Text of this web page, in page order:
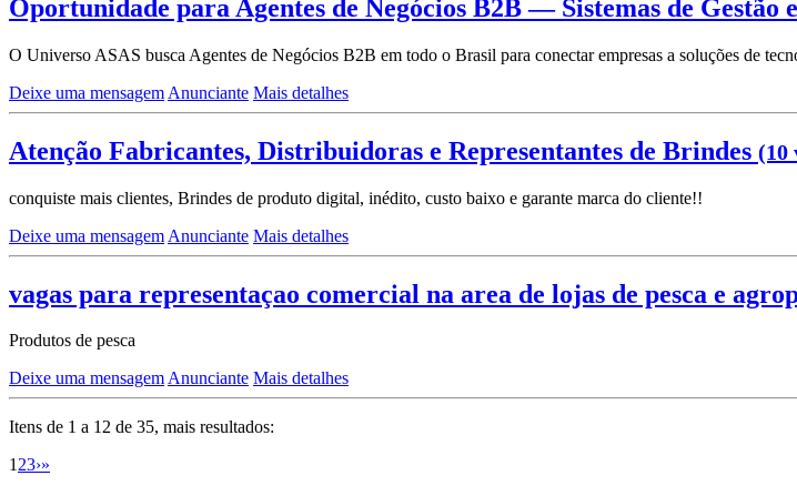
Oportunidade para Agentes de Negócios B2B — Sistemas de Gestão
O Universo ASAS busca Agentes de Negócios B2B em todo o Brasil para conectar empresas a soluções de
Deixe uma mensagem Anunciante Mais detalhes
Atenção Fabricantes, Distribuidoras e Representantes de Brindes (10
conquiste mais clientes, Brindes de produto digital, inédito, custo baixo e garante marca do cliente!!
Deixe uma mensagem Anunciante Mais detalhes
vagas para representaçao comercial na area de lojas de pesca e
Produtos de pesca
Deixe uma mensagemAnunciante Mais detalhes
Itens de 1 a 12 de 35, mais resultados:
123›»